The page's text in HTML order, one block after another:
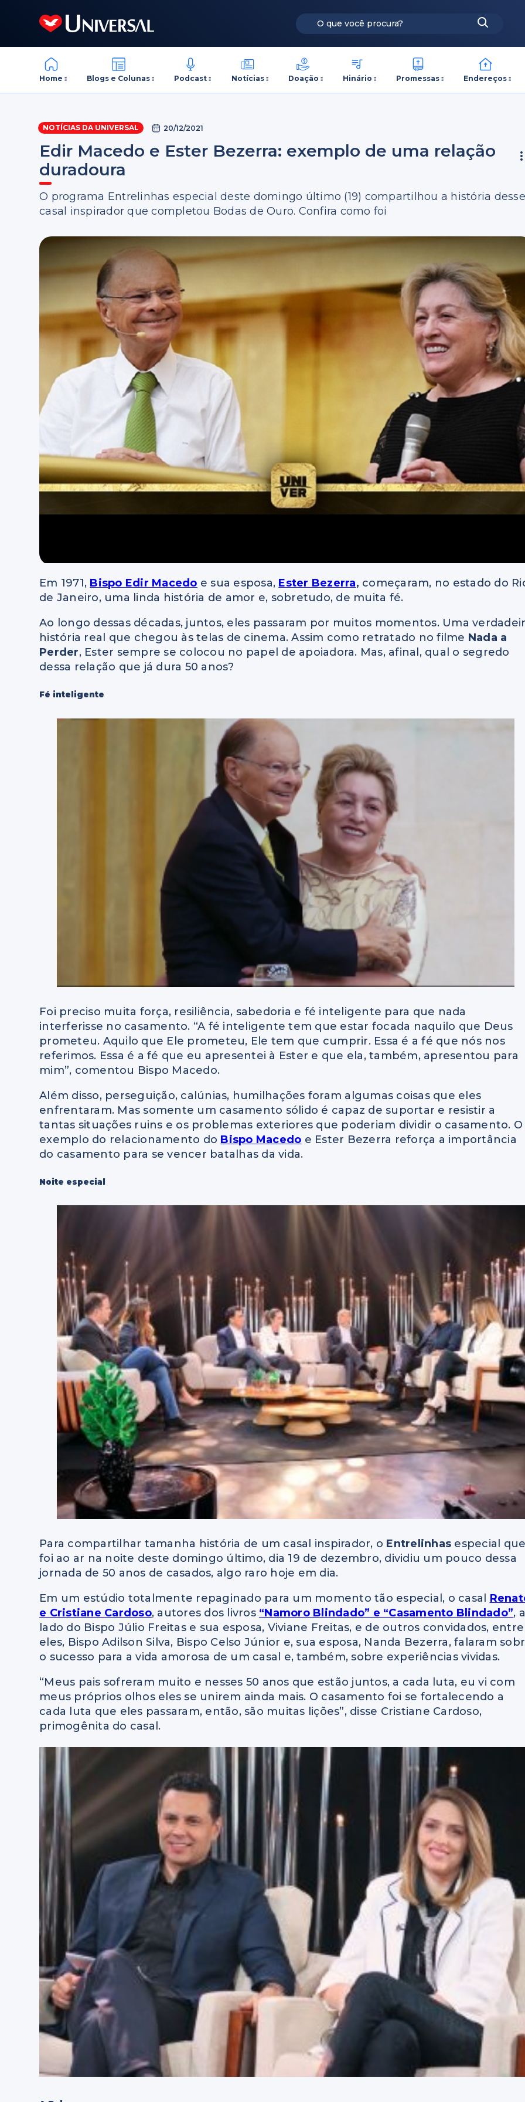
Home Blogs e Colunas Podcast Notícias Doação Hinário Promessas Endereços
NOTÍCIAS DA UNIVERSAL 20/12/2021
Edir Macedo e Ester Bezerra: exemplo de uma relação
duradoura
O programa Entrelinhas especial deste domingo último (19) compartilhou a história desse
casal inspirador que completou Bodas de Ouro. Confira como foi
Em 1971, Bispo Edir Macedo e sua esposa, Ester Bezerra, começaram, no estado do
de Janeiro, uma linda história de amor e, sobretudo, de muita fé.
Ao longo dessas décadas, juntos, eles passaram por muitos momentos. Uma
história real que chegou às telas de cinema. Assim como retratado no filme Nada a
Perder, Ester sempre se colocou no papel de apoiadora. Mas, afinal, qual o segredo
dessa relação que já dura 50 anos?
Fé inteligente
Foi preciso muita força, resiliência, sabedoria e fé inteligente para que nada
interferisse no casamento. “A fé inteligente tem que estar focada naquilo que Deus
prometeu. Aquilo que Ele prometeu, Ele tem que cumprir. Essa é a fé que nós nos
referimos. Essa é a fé que eu apresentei à Ester e que ela, também, apresentou para
mim”, comentou Bispo Macedo.
Além disso, perseguição, calúnias, humilhações foram algumas coisas que eles
enfrentaram. Mas somente um casamento sólido é capaz de suportar e resistir a
tantas situações ruins e os problemas exteriores que poderiam dividir o casamento. O
exemplo do relacionamento do Bispo Macedo e Ester Bezerra reforça a importância
do casamento para se vencer batalhas da vida.
Noite especial
Para compartilhar tamanha história de um casal inspirador, o Entrelinhas especial
foi ao ar na noite deste domingo último, dia 19 de dezembro, dividiu um pouco dessa
jornada de 50 anos de casados, algo raro hoje em dia.
Em um estúdio totalmente repaginado para um momento tão especial, o casal
e Cristiane Cardoso, autores dos livros “Namoro Blindado” e “Casamento Blindado”,
lado do Bispo Júlio Freitas e sua esposa, Viviane Freitas, e de outros convidados, entre
eles, Bispo Adilson Silva, Bispo Celso Júnior e, sua esposa, Nanda Bezerra, falaram
o sucesso para a vida amorosa de um casal e, também, sobre experiências vividas.
“Meus pais sofreram muito e nesses 50 anos que estão juntos, a cada luta, eu vi com
meus próprios olhos eles se unirem ainda mais. O casamento foi se fortalecendo a
cada luta que eles passaram, então, são muitas lições”, disse Cristiane Cardoso,
primogênita do casal.